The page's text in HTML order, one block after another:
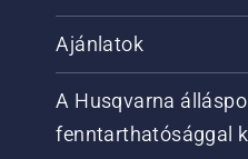
Ajánlatok
A Husqvarna
fenntarthatósággal